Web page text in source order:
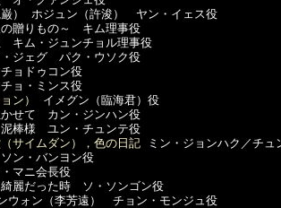
ジュン（許浚）　ヤン・イェス役
もの～　キム理事役
・ジュンチョル理事役
グ　パク・ウソク役
ドゥコン役
・ミンス役
ン）
イメグン（臨海君）役
　カン・ジンハン役
　ユン・チュンテ役
サイムダン），色の日記 ミン・ジョンハク／チュ
・バンヨン役
ニ会長役
った時　ソ・ソンゴン役
（李芳遠）　チョン・モンジュ役